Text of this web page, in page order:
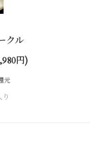
クル
円)
元